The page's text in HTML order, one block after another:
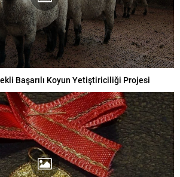
Başarılı Koyun Yetiştiriciliği Projesi